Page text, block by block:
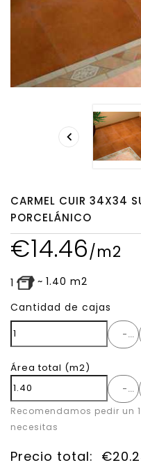

CARMEL CUIR 34X34
PORCELÁNICO
€14.46/m2
1 ~ 1.40 m2
Cantidad de cajas
-
Área total (m2)
-
Recomendamos pedir un
necesitas
Precio total: €